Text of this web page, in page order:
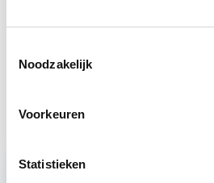
Noodzakelijk
Voorkeuren
Statistieken
Vastgoedbeheer